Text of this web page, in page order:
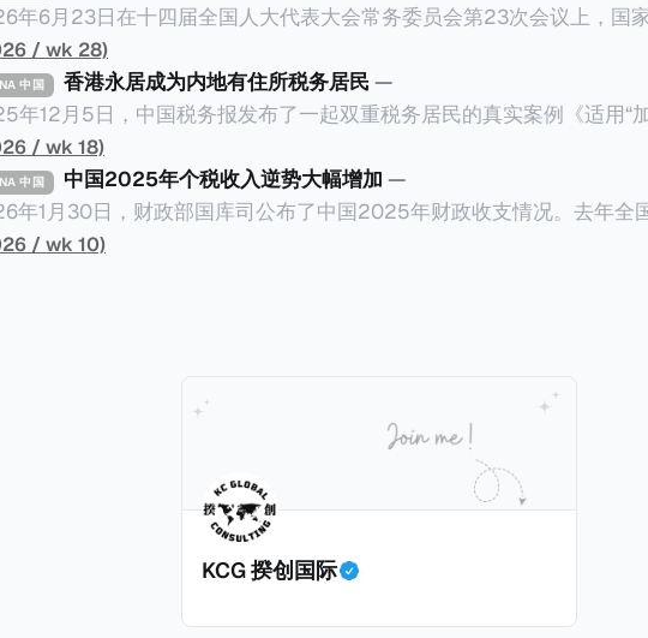
年6月23日在十四届全国人大代表大会常务委员会第23次会议上，国
汇报的《国务院关于2025年度中央预算执行和其他财政收支的审计工作
暴露中国银行错误以公募基金免收所得税的政策优惠，让大量员工出资1
，逃税23.67亿元人民币。这个消息已经发布了一段长时间，因此我们只
明是税务审计，为什么是国家审计署而不是税务总局来发现？国家审计
税务局的饭碗？ 我们将从以下三个维度来拆解为什么中国银行偷税是由国家审
查出来的，以及它与税务局的分工。
/ wk 28)
中国 香港永居成为内地有住所税务居民 —
年12月5日，中国税务报发布了一起双重税务居民的真实案例《适用“
民身份》，作者为王哲炜，来自国家税务总局天津市税务局，因此具有
价值的地方，就是在于税局对一个已经取得香港永居身份7年，而且没有
天的纳税人，否定其香港税务居民身份的同时，还认定其属于有住所
球所得征税。一般来说，只要持有香港永居，那么即便税务内地税务居
所得税。同时，王先生受雇于某香港公司，从香港取得工资薪金所得，
（类似于内地个人所得税）和强制性公积金（类似于内地社保）。 * 王先生在内地（北
和香港均有停留，但据本人陈述说明和后期出入境记录核验，在任意一
/ wk 18)
中国 中国2025年个税收入逆势大幅增加 —
年1月30日，财政部国库司公布了中国2025年财政收支情况。去年全
21.6万亿元，比前年下降1.7%。在大部分税收收入增长减缓甚至倒退的
这是否意味着个人所得税的增长是否到顶了呢？揆创觉得不会，有几个
/ wk 10)
KCG 揆创国际